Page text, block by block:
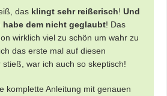
das klingt sehr reißerisch!Und
habe dem nicht geglaubt! Das
wirklich viel zu schön um wahr zu
das erste mal auf diesen
stieß, war ich auch so skeptisch!
komplette Anleitung mit genauen